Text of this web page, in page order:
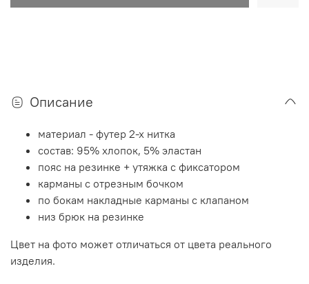
Описание
материал - футер 2-х нитка
состав: 95% хлопок, 5% эластан
пояс на резинке + утяжка с фиксатором
карманы с отрезным бочком
по бокам накладные карманы с клапаном
низ брюк на резинке
Цвет на фото может отличаться от цвета реального
изделия.